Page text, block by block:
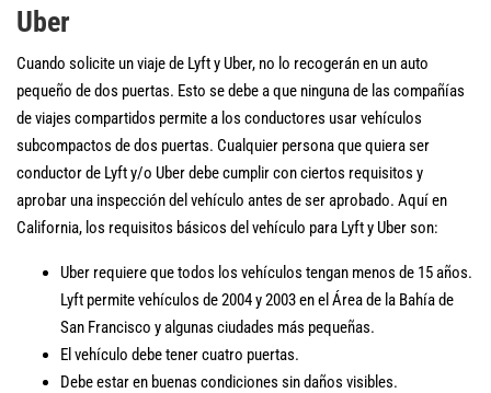
Uber
Cuando solicite un viaje de Lyft y Uber, no lo recogerán en un auto
pequeño de dos puertas. Esto se debe a que ninguna de las compañías
de viajes compartidos permite a los conductores usar vehículos
subcompactos de dos puertas. Cualquier persona que quiera ser
conductor de Lyft y/o Uber debe cumplir con ciertos requisitos y
aprobar una inspección del vehículo antes de ser aprobado. Aquí en
California, los requisitos básicos del vehículo para Lyft y Uber son:
Uber requiere que todos los vehículos tengan menos de 15 años.
Lyft permite vehículos de 2004 y 2003 en el Área de la Bahía de
San Francisco y algunas ciudades más pequeñas.
El vehículo debe tener cuatro puertas.
Debe estar en buenas condiciones sin daños visibles.